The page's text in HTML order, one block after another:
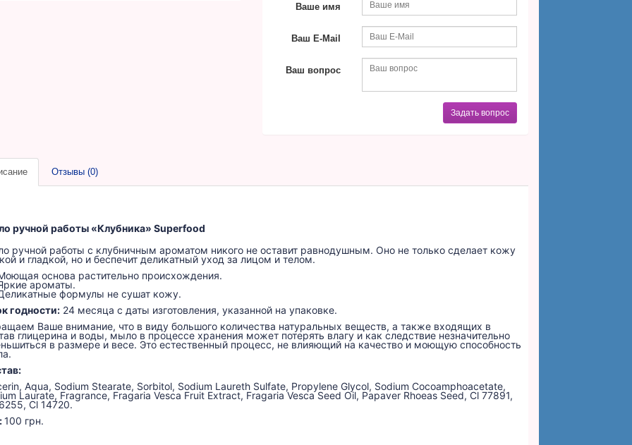
Ваше имя
Ваш E-Mail
Ваш вопрос
Задать вопрос
Отзывы (0)
ручной работы «Клубника» Superfood
ручной работы с клубничным ароматом никого не оставит равнодушным. Оно не только сделает кожу
и гладкой, но и беспечит деликатный уход за лицом и телом.
основа растительно происхождения.
ароматы.
формулы не сушат кожу.
годности: 24 месяца с даты изготовления, указанной на упаковке.
Ваше внимание, что в виду большого количества натуральных веществ, а также входящих в
глицерина и воды, мыло в процессе хранения может потерять влагу и как следствие незначительно
в размере и весе. Это естественный процесс, не влияющий на качество и моющую способность
Aqua, Sodium Stearate, Sorbitol, Sodium Laureth Sulfate, Propylene Glycol, Sodium Cocoamphoacetate,
Laurate, Fragrance, Fragaria Vesca Fruit Extract, Fragaria Vesca Seed Oil, Papaver Rhoeas Seed, Cl 77891,
Cl 14720.
100 грн.